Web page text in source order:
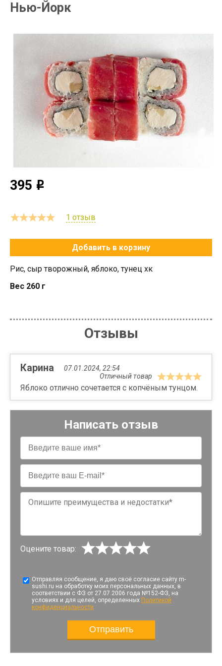
Нью-Йорк
395 o
1 отзыв
Добавить в корзину
Рис, сыр творожный, яблоко, тунец хк
Вес 260 г
Отзывы
Карина
07.01.2024, 22:54
Отличный товар
Яблоко отлично сочетается с копчёным тунцом.
Написать отзыв
Оцените товар:
Отправляя сообщение, я даю своё согласие сайту m-
sushi.ru на обработку моих персональных данных, в
соответствии с ФЗ от 27.07.2006 года №152-ФЗ, на
условиях и для целей, определенных Политикой
конфиденциальности